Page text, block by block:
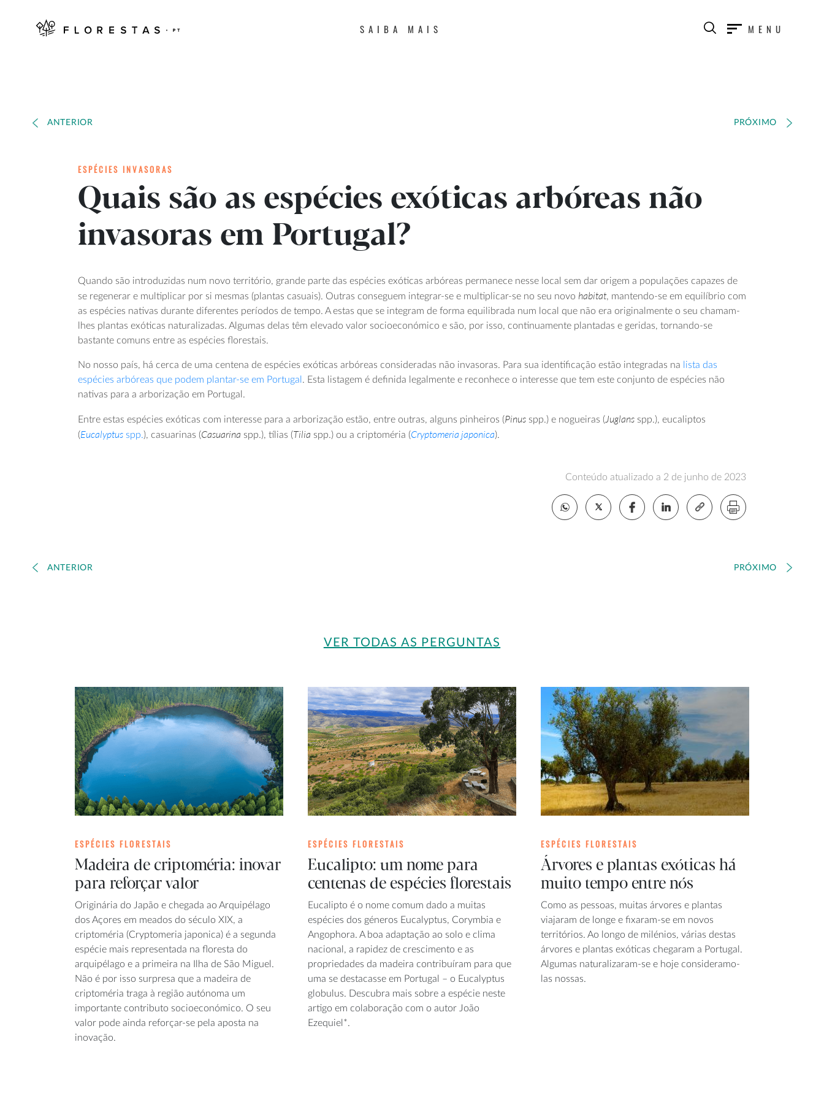
SAIBA MAIS MENU
ANTERIOR PRÓXIMO
ESPÉCIES INVASORAS
Quais são as espécies exóticas arbóreas não
invasoras em Portugal?
Quando são introduzidas num novo território, grande parte das espécies exóticas arbóreas permanece nesse local sem dar origem a populações capazes de
se regenerar e multiplicar por si mesmas (plantas casuais). Outras conseguem integrar-se e multiplicar-se no seu novo habitat, mantendo-se em equilíbrio com
as espécies nativas durante diferentes períodos de tempo. A estas que se integram de forma equilibrada num local que não era originalmente o seu chamam-
lhes plantas exóticas naturalizadas. Algumas delas têm elevado valor socioeconómico e são, por isso, continuamente plantadas e geridas, tornando-se
bastante comuns entre as espécies florestais.
No nosso país, há cerca de uma centena de espécies exóticas arbóreas consideradas não invasoras. Para sua identificação estão integradas na
lista das
espécies arbóreas que podem plantar-se em Portugal . Esta listagem é definida legalmente e reconhece o interesse que tem este conjunto de espécies não
nativas para a arborização em Portugal.
Entre estas espécies exóticas com interesse para a arborização estão, entre outras, alguns pinheiros (Pinus spp.) e nogueiras (Juglans spp.), eucaliptos
(Eucalyptus spp.), casuarinas (Casuarina spp.), tílias (Tilia spp.) ou a criptoméria (Cryptomeria japonica).
Conteúdo atualizado a 2 de junho de 2023
ANTERIOR PRÓXIMO
VER TODAS AS PERGUNTAS
ESPÉCIES FLORESTAIS
Madeira de criptoméria: inovar
para reforçar valor
Originária do Japão e chegada ao Arquipélago
dos Açores em meados do século XIX, a
criptoméria (Cryptomeria japonica) é a segunda
espécie mais representada na floresta do
arquipélago e a primeira na Ilha de São Miguel.
Não é por isso surpresa que a madeira de
criptoméria traga à região autónoma um
importante contributo socioeconómico. O seu
valor pode ainda reforçar-se pela aposta na
inovação.
ESPÉCIES FLORESTAIS
Eucalipto: um nome para
centenas de espécies florestais
Eucalipto é o nome comum dado a muitas
espécies dos géneros Eucalyptus, Corymbia e
Angophora. A boa adaptação ao solo e clima
nacional, a rapidez de crescimento e as
propriedades da madeira contribuíram para que
uma se destacasse em Portugal – o Eucalyptus
globulus. Descubra mais sobre a espécie neste
artigo em colaboração com o autor João
Ezequiel*.
ESPÉCIES FLORESTAIS
Árvores e plantas exóticas há
muito tempo entre nós
Como as pessoas, muitas árvores e plantas
viajaram de longe e fixaram-se em novos
territórios. Ao longo de milénios, várias destas
árvores e plantas exóticas chegaram a Portugal.
Algumas naturalizaram-se e hoje consideramo-
las nossas.